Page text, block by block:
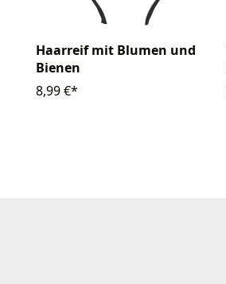
Haarreif mit Blumen und
Bienen
8,99 €*